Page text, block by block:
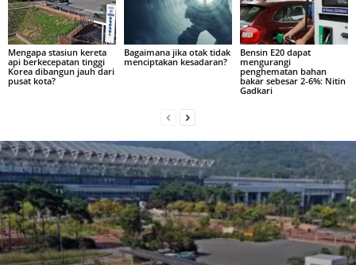
Mengapa stasiun kereta
api berkecepatan tinggi
Korea dibangun jauh dari
pusat kota?
Bagaimana jika otak tidak
menciptakan kesadaran?
Bensin E20 dapat
mengurangi
penghematan bahan
bakar sebesar 2-6%: Nitin
Gadkari